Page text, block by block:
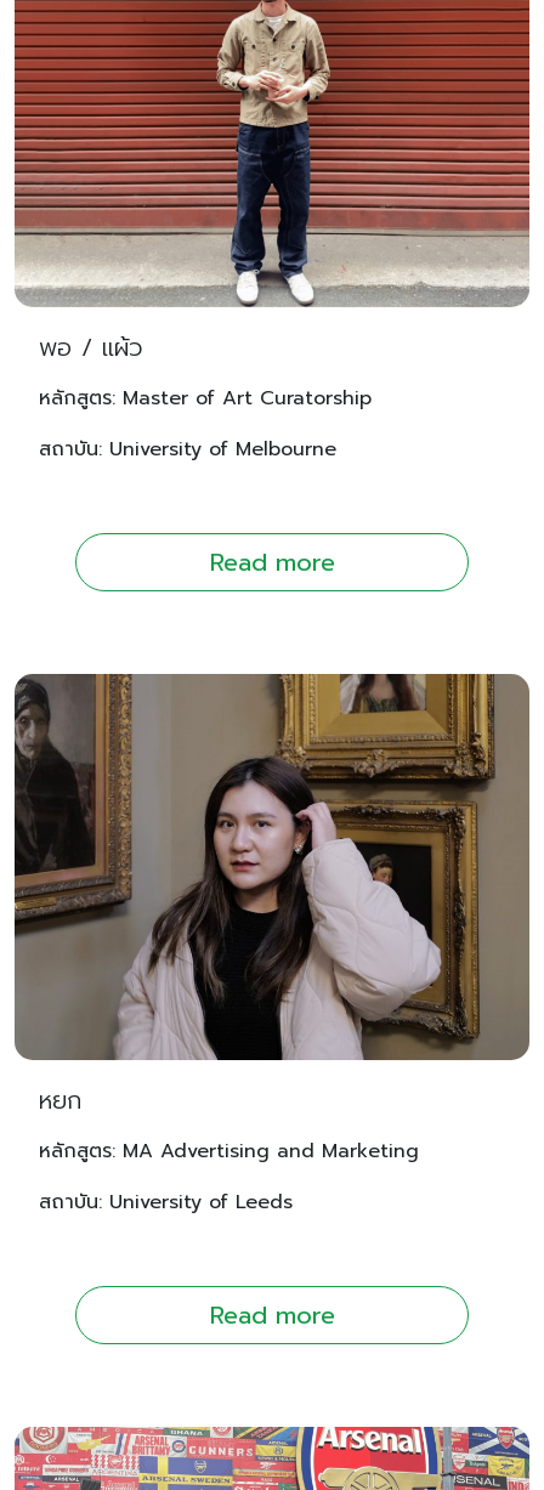
พอ / แผ้ว
หลักสูตร: Master of Art Curatorship
สถาบัน: University of Melbourne
Read more
หยก
หลักสูตร: MA Advertising and Marketing
สถาบัน: University of Leeds
Read more